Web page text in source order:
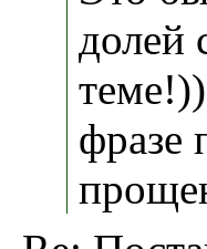
долей
фразе